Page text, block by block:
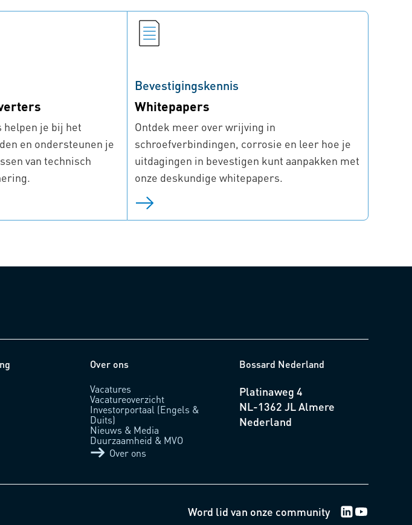
helpen je bij het
en ondersteunen je
van technisch
Bevestigingskennis
Whitepapers
Ontdek meer over wrijving in
schroefverbindingen, corrosie en leer hoe je
uitdagingen in bevestigen kunt aanpakken met
onze deskundige whitepapers.
Over ons
Vacatures
Vacatureoverzicht
Investorportaal (Engels &
Duits)
Nieuws & Media
Duurzaamheid & MVO
Over ons
Bossard Nederland
Platinaweg 4
NL-1362 JL Almere
Nederland
Word lid van onze community